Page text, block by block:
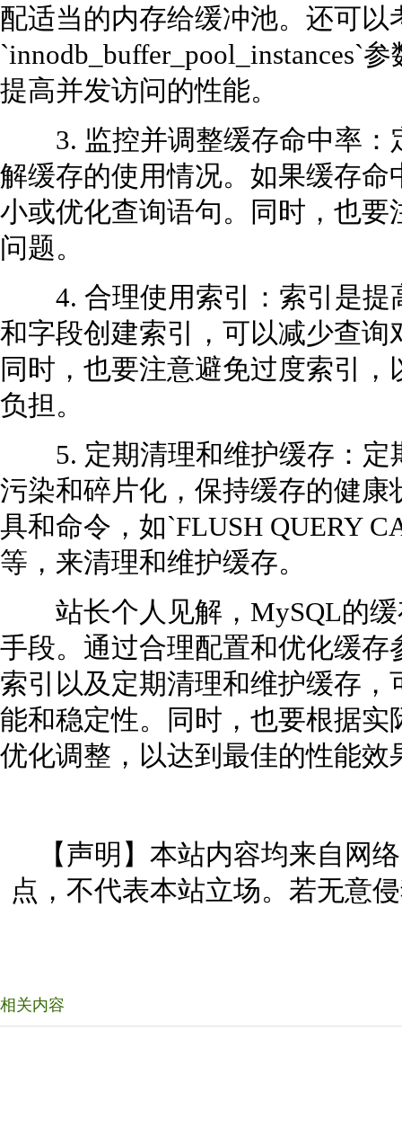
配适当的内存给缓冲池。还可以
`innodb_buffer_pool_instances`
提高并发访问的性能。
3. 监控并调整缓存命中率：
解缓存的使用情况。如果缓存
小或优化查询语句。同时，也
问题。
4. 合理使用索引：索引是提
和字段创建索引，可以减少查
同时，也要注意避免过度索引
负担。
5. 定期清理和维护缓存：定
污染和碎片化，保持缓存的健
具和命令，如`FLUSH QUERY
等，来清理和维护缓存。
站长个人见解，MySQL的缓
手段。通过合理配置和优化缓
索引以及定期清理和维护缓存
能和稳定性。同时，也要根据
优化调整，以达到最佳的性能效
【声明】本站内容均来自网
点，不代表本站立场。若无意
相关内容